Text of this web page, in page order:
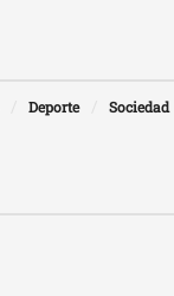
Deporte Sociedad